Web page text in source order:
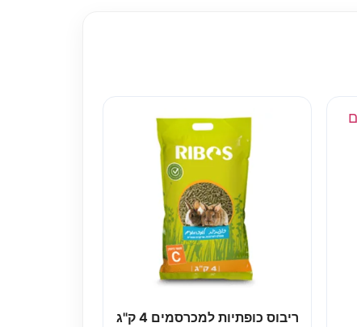
ריבוס כופתיות למכרסמים 4 ק''ג